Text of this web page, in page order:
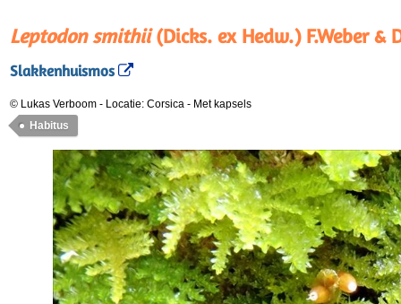
Leptodon smithii(Dicks. ex Hedw.) F.Weber &
Slakkenhuismos
© Lukas Verboom - Locatie: Corsica - Met kapsels
Habitus